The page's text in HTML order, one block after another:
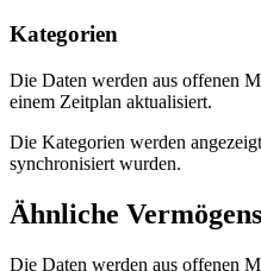
Kategorien
Die Daten werden aus offenen
einem Zeitplan aktualisiert.
Die Kategorien werden
synchronisiert wurden.
Ähnliche
Die Daten werden aus offenen